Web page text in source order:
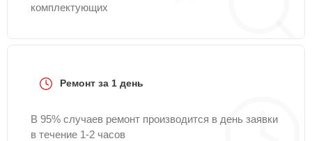
комплектующих
Ремонт за 1 день
В 95% случаев ремонт производится в день заявки
в течение 1-2 часов